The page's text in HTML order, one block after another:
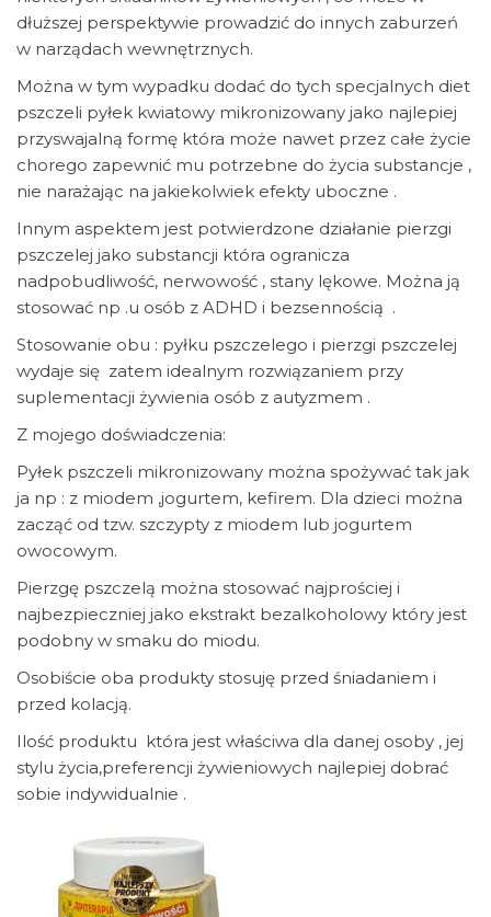
dłuższej perspektywie prowadzić do innych zaburzeń
w narządach wewnętrznych.
Można w tym wypadku dodać do tych specjalnych diet
pszczeli pyłek kwiatowy mikronizowany jako najlepiej
przyswajalną formę która może nawet przez całe życie
chorego zapewnić mu potrzebne do życia substancje ,
nie narażając na jakiekolwiek efekty uboczne .
Innym aspektem jest potwierdzone działanie pierzgi
pszczelej jako substancji która ogranicza
nadpobudliwość, nerwowość , stany lękowe. Można ją
stosować np .u osób z ADHD i bezsennością .
Stosowanie obu : pyłku pszczelego i pierzgi pszczelej
wydaje się zatem idealnym rozwiązaniem przy
suplementacji żywienia osób z autyzmem .
Z mojego doświadczenia:
Pyłek pszczeli mikronizowany można spożywać tak jak
ja np : z miodem ,jogurtem, kefirem. Dla dzieci można
zacząć od tzw. szczypty z miodem lub jogurtem
owocowym.
Pierzgę pszczelą można stosować najprościej i
najbezpieczniej jako ekstrakt bezalkoholowy który jest
podobny w smaku do miodu.
Osobiście oba produkty stosuję przed śniadaniem i
przed kolacją.
Ilość produktu która jest właściwa dla danej osoby , jej
stylu życia,preferencji żywieniowych najlepiej dobrać
sobie indywidualnie .